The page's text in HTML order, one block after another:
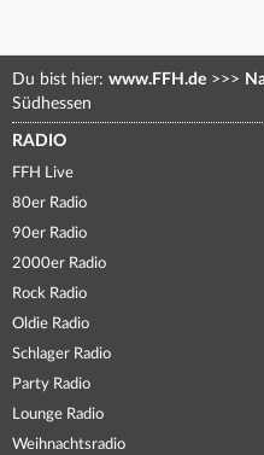
Du bist hier: www.FFH.de >>>
Südhessen
RADIO
FFH Live
80er Radio
90er Radio
2000er Radio
Rock Radio
Oldie Radio
Schlager Radio
Party Radio
Lounge Radio
Weihnachtsradio